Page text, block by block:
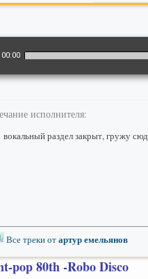
00:00
исполнителя:
вокальный раздел закрыт, гружу
Все треки отартур емельянов
pop 80th -Robo Disco